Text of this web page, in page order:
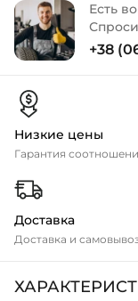
Есть
+38
Низкие цены
Гарантия
Доставка
Доставка и